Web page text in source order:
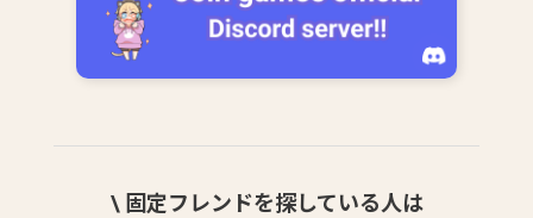
\ 固定フレンドを探している人は